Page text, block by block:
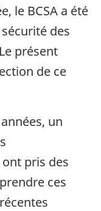
le BCSA a été
des
présent
de ce
un
pris des
ces